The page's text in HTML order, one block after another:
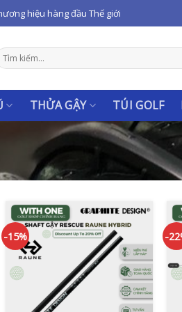
hiệu hàng đầu Thế giới
THỬA GẬY TÚI GOLF
-15% -